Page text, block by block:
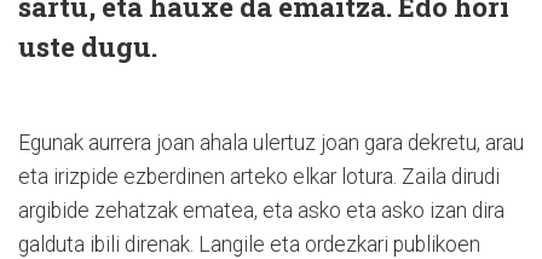
uste dugu.
Egunak aurrera joan ahala ulertuz joan gara dekretu, arau
eta irizpide ezberdinen arteko elkar lotura. Zaila dirudi
argibide zehatzak ematea, eta asko eta asko izan dira
galduta ibili direnak. Langile eta ordezkari publikoen